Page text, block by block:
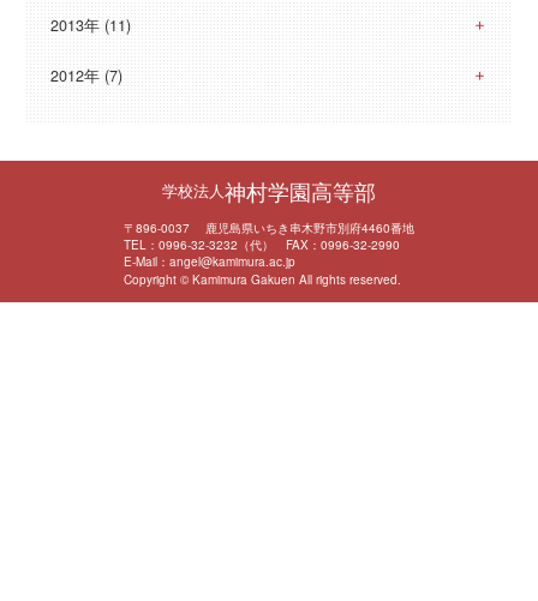
2013年 (11)
2012年 (7)
学校法人神村学園高等部
〒896-0037 鹿児島県いちき串木野市別府4460番地
TEL：0996-32-3232（代） FAX：0996-32-2990
E-Mail：angel@kamimura.ac.jp
Copyright © Kamimura Gakuen All rights reserved.